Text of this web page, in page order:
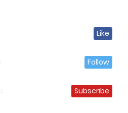
Like
Follow
Subscribe